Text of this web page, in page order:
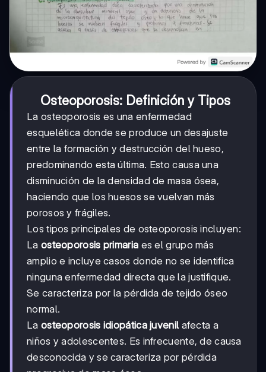
Osteoporosis: Definición y Tipos
La osteoporosis es una enfermedad
esquelética donde se produce un desajuste
entre la formación y destrucción del hueso,
predominando esta última. Esto causa una
disminución de la densidad de masa ósea,
haciendo que los huesos se vuelvan más
porosos y frágiles.
Los tipos principales de osteoporosis incluyen:
La osteoporosis primaria es el grupo más
amplio e incluye casos donde no se identifica
ninguna enfermedad directa que la justifique.
Se caracteriza por la pérdida de tejido óseo
normal.
La osteoporosis idiopática juvenil afecta a
niños y adolescentes. Es infrecuente, de causa
desconocida y se caracteriza por pérdida